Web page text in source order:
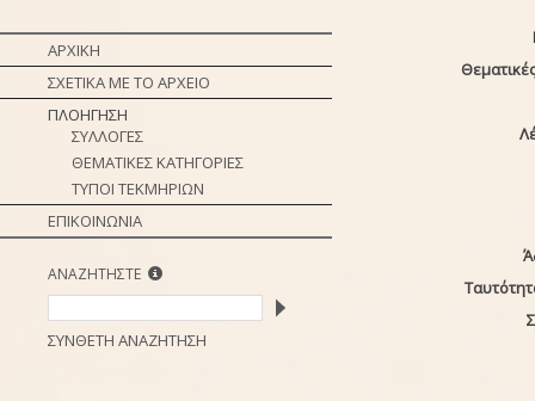
ΑΡΧΙΚΗ
ΣΧΕΤΙΚΑ ΜΕ ΤΟ ΑΡΧΕΙΟ
ΠΛΟΗΓΗΣΗ
ΣΥΛΛΟΓΕΣ
ΘΕΜΑΤΙΚΕΣ ΚΑΤΗΓΟΡΙΕΣ
ΤΥΠΟΙ ΤΕΚΜΗΡΙΩΝ
ΕΠΙΚΟΙΝΩΝΙΑ
ΑΝΑΖΗΤΗΣΤΕ
ΣΥΝΘΕΤΗ ΑΝΑΖΗΤΗΣΗ